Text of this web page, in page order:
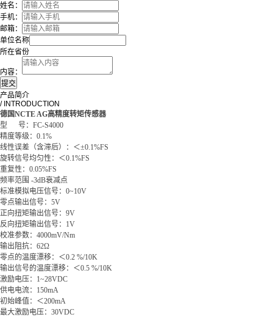
姓名：
手机：
邮箱：
单位名称
所在省份
内容：
产品简介
/ INTRODUCTION
德国NCTE AG高精度转矩传感器
型 号：FC-S4000
精度等级：0.1%
线性误差（含滞后）：＜±0.1%FS
旋转信号均匀性：＜0.1%FS
重复性：0.05%FS
频率范围 -3dB衰减点
标准模拟电压信号：0~10V
零点输出信号：5V
正向扭矩输出信号：9V
反向扭矩输出信号：1V
校准参数：4000mV/Nm
输出阻抗：62Ω
零点的温度漂移：＜0.2 %/10K
输出信号的温度漂移：＜0.5 %/10K
激励电压：1~28VDC
供电电流：150mA
初始峰值：＜200mA
最大激励电压：30VDC